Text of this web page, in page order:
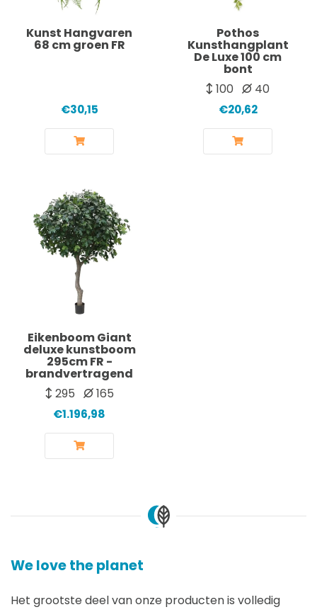
Kunst Hangvaren
68 cm groen FR
€30,15
Pothos
Kunsthangplant
De Luxe 100 cm
bont
100
40
€20,62
Eikenboom Giant
deluxe kunstboom
295cm FR -
brandvertragend
295
165
€1.196,98
We love the planet
Het grootste deel van onze producten is volledig